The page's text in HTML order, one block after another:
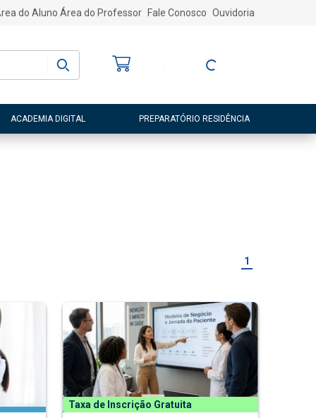
do Aluno Área do Professor Fale Conosco Ouvidoria
Entre ou Cadastre-
ACADEMIA DIGITAL PREPARATÓRIO RESIDÊNCIA
1
Taxa de Inscrição Gratuita